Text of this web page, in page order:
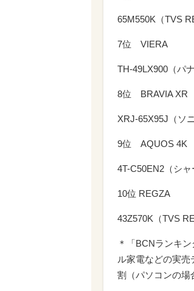
65M550K（TVS
7位 VIERA
TH-49LX900（パ
8位 BRAVIA XR
XRJ-65X95J（ソニ
9位 AQUOS 4K
4T-C50EN2（シャ
10位 REGZA
43Z570K（TVS
＊「BCNランキ
ル家電などの実
割（パソコンの場